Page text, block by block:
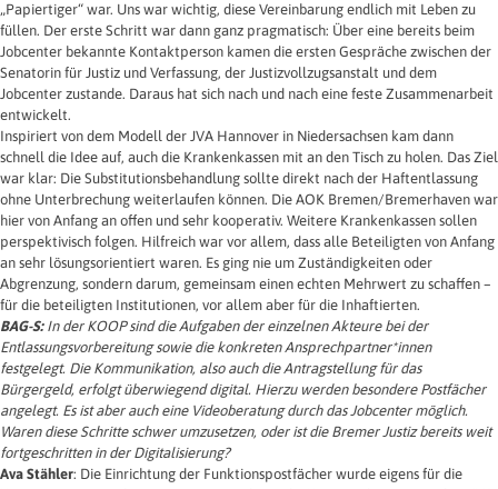
„Papiertiger“ war. Uns war wichtig, diese Vereinbarung endlich mit Leben zu
füllen. Der erste Schritt war dann ganz pragmatisch: Über eine bereits beim
Jobcenter bekannte Kontaktperson kamen die ersten Gespräche zwischen der
Senatorin für Justiz und Verfassung, der Justizvollzugsanstalt und dem
Jobcenter zustande. Daraus hat sich nach und nach eine feste Zusammenarbeit
entwickelt.
Inspiriert von dem Modell der JVA Hannover in Niedersachsen kam dann
schnell die Idee auf, auch die Krankenkassen mit an den Tisch zu holen. Das Ziel
war klar: Die Substitutionsbehandlung sollte direkt nach der Haftentlassung
ohne Unterbrechung weiterlaufen können. Die AOK Bremen/Bremerhaven war
hier von Anfang an offen und sehr kooperativ. Weitere Krankenkassen sollen
perspektivisch folgen. Hilfreich war vor allem, dass alle Beteiligten von Anfang
an sehr lösungsorientiert waren. Es ging nie um Zuständigkeiten oder
Abgrenzung, sondern darum, gemeinsam einen echten Mehrwert zu schaffen –
für die beteiligten Institutionen, vor allem aber für die Inhaftierten.
BAG-S:In der KOOP sind die Aufgaben der einzelnen Akteure bei der
Entlassungsvorbereitung sowie die konkreten Ansprechpartner*innen
festgelegt. Die Kommunikation, also auch die Antragstellung für das
Bürgergeld, erfolgt überwiegend digital. Hierzu werden besondere Postfächer
angelegt. Es ist aber auch eine Videoberatung durch das Jobcenter möglich.
Waren diese Schritte schwer umzusetzen, oder ist die Bremer Justiz bereits weit
fortgeschritten in der Digitalisierung?
Ava Stähler: Die Einrichtung der Funktionspostfächer wurde eigens für die